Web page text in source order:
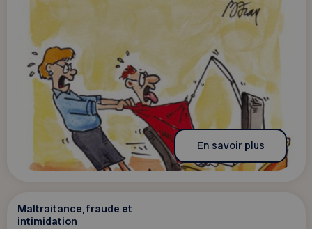
En savoir plus
Maltraitance, fraude et
intimidation